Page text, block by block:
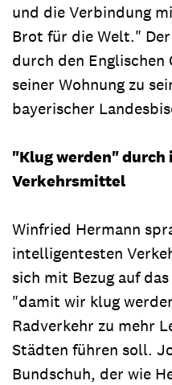
und die Verbindung
Brot für die Welt."
durch den Englischen
seiner Wohnung zu
bayerischer
"Klug werden"
Verkehrsmittel
Winfried Hermann
intelligentesten
sich mit Bezug auf
"damit wir klug
Radverkehr zu mehr
Städten führen soll.
Bundschuh, der wie